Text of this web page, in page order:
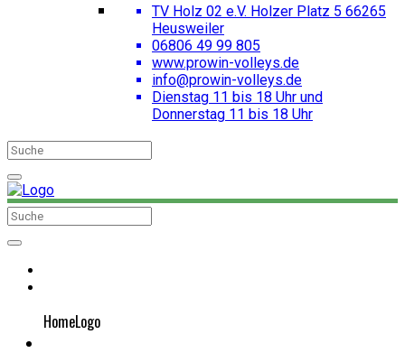
TV Holz 02 e.V. Holzer Platz 5 66265
Heusweiler
06806 49 99 805
www.prowin-volleys.de
info@prowin-volleys.de
Dienstag 11 bis 18 Uhr und
Donnerstag 11 bis 18 Uhr
HomeLogo